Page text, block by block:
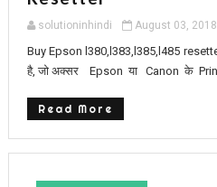
solutioninhindi August 03, 2018
Buy Epson l380,l383,l385,l485
है, जो अक्सर Epson या Canon के Print
Read More